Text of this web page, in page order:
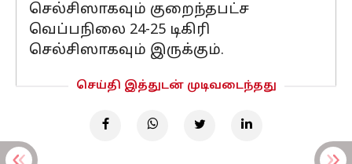
செல்சிஸாகவும் குறைந்தபட்ச
வெப்பநிலை 24-25 டிகிரி
செல்சிஸாகவும் இருக்கும்.
செய்தி இத்துடன் முடிவடைந்தது